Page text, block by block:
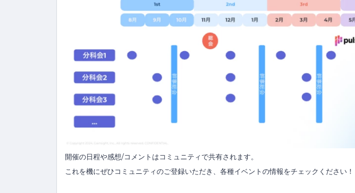
開催の日程や感想/コメントはコミュニティで共有されます。
これを機にぜひコミュニティのご登録いただき、各種イベントの情報をチェックください！